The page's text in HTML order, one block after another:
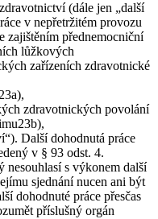
(dále jen „další
v nepřetržitém provozu
zajištěním přednemocniční
lůžkových
zařízeních zdravotnické
zdravotnických povolání
Další dohodnutá práce
v § 93 odst. 4.
nesouhlasí s výkonem další
sjednání nucen ani být
dohodnuté práce přesčas
příslušný orgán